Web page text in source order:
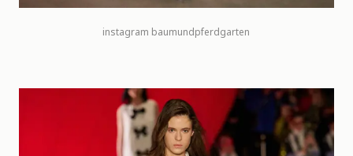
instagram baumundpferdgarten